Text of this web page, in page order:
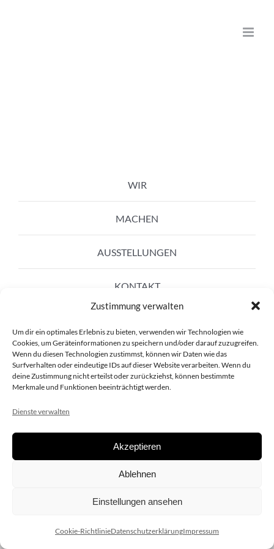
Zustimmung verwalten
Um dir ein optimales Erlebnis zu bieten, verwenden wir Technologien wie
Cookies, um Geräteinformationen zu speichern und/oder darauf zuzugreifen.
Wenn du diesen Technologien zustimmst, können wir Daten wie das
Surfverhalten oder eindeutige IDs auf dieser Website verarbeiten. Wenn du
deine Zustimmung nicht erteilst oder zurückziehst, können bestimmte
Merkmale und Funktionen beeinträchtigt werden.
Dienste verwalten
Akzeptieren
Ablehnen
Einstellungen ansehen
Cookie-RichtlinieDatenschutzerklärungImpressum
WIR
MACHEN
AUSSTELLUNGEN
KONTAKT
Copyright 2020 dieSCHAUsteller.at |Datenschützerklärung|
| Design:www.ARGEntur.at